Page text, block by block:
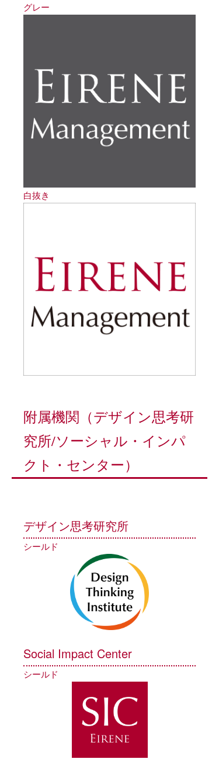
グレー
白抜き
附属機関（デザイン思考研
究所/ソーシャル・インパ
クト・センター）
デザイン思考研究所
シールド
Social Impact Center
シールド